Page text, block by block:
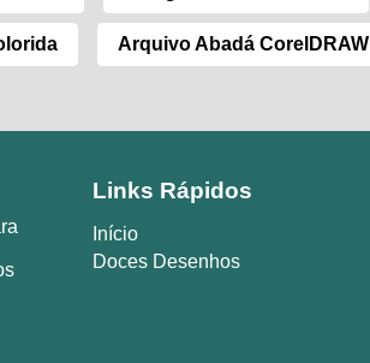
Arquivo Abadá CorelDRAW
Links Rápidos
Início
Doces Desenhos